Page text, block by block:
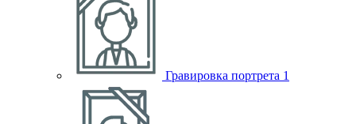
Гравировка портрета 1